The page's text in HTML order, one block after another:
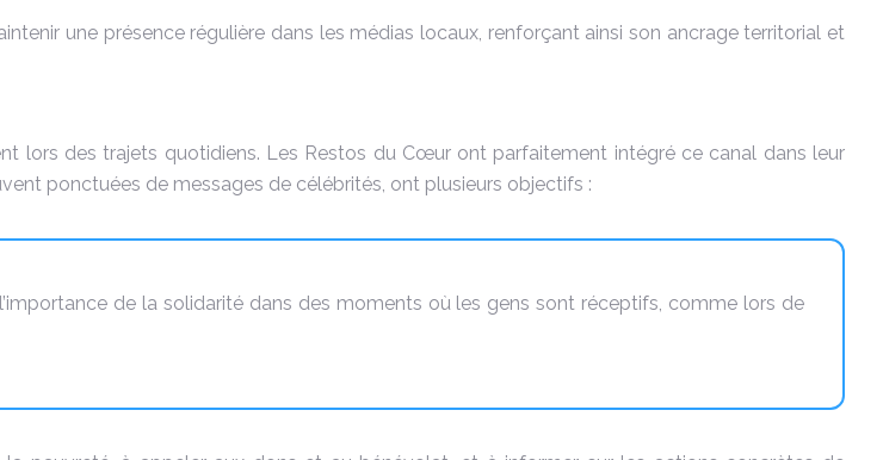
une présence régulière dans les médias locaux, renforçant ainsi son ancrage territorial et
lors des trajets quotidiens. Les Restos du Cœur ont parfaitement intégré ce canal dans leur
ponctuées de messages de célébrités, ont plusieurs objectifs :
de la solidarité dans des moments où les gens sont réceptifs, comme lors de